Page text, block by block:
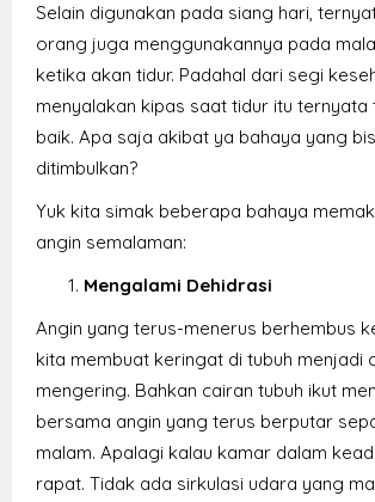
Selain digunakan pada siang hari,
orang juga menggunakannya pada
ketika akan tidur. Padahal dari segi
menyalakan kipas saat tidur itu
baik. Apa saja akibat ya bahaya yang
ditimbulkan?
Yuk kita simak beberapa bahaya
angin semalaman:
Mengalami Dehidrasi
Angin yang terus-menerus berhembus
kita membuat keringat di tubuh menjadi
mengering. Bahkan cairan tubuh ikut
bersama angin yang terus berputar
malam. Apalagi kalau kamar dalam
rapat. Tidak ada sirkulasi udara yang